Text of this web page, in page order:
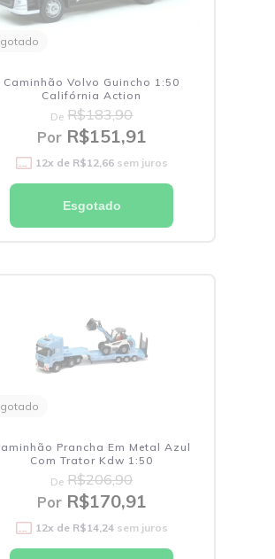
Caminhão Volvo Guincho 1:50
Califórnia Action
De R$183,90
PorR$151,91
12x de R$12,66sem juros
Esgotado
Prancha Em Metal Azul
Com Trator Kdw 1:50
De R$206,90
PorR$170,91
12x de R$14,24sem juros